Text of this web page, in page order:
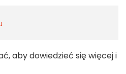
aby dowiedzieć się więcej i